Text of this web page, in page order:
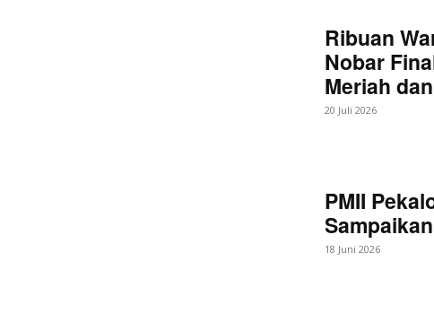
Ribuan
Nobar
Meriah
20 Juli 2026
PMII
18 Juni 2026